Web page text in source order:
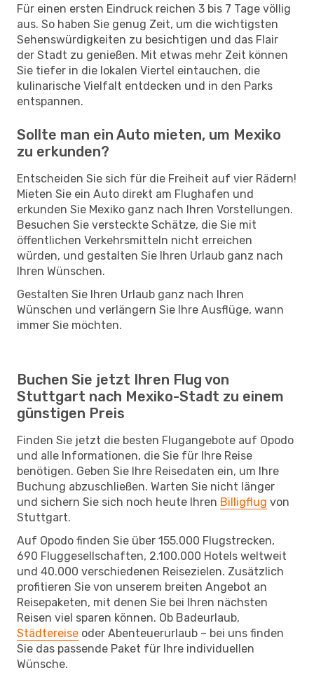
Für einen ersten Eindruck reichen 3 bis 7 Tage völlig
aus. So haben Sie genug Zeit, um die wichtigsten
Sehenswürdigkeiten zu besichtigen und das Flair
der Stadt zu genießen. Mit etwas mehr Zeit können
Sie tiefer in die lokalen Viertel eintauchen, die
kulinarische Vielfalt entdecken und in den Parks
entspannen.
Sollte man ein Auto mieten, um Mexiko
zu erkunden?
Entscheiden Sie sich für die Freiheit auf vier Rädern!
Mieten Sie ein Auto direkt am Flughafen und
erkunden Sie Mexiko ganz nach Ihren Vorstellungen.
Besuchen Sie versteckte Schätze, die Sie mit
öffentlichen Verkehrsmitteln nicht erreichen
würden, und gestalten Sie Ihren Urlaub ganz nach
Ihren Wünschen.
Gestalten Sie Ihren Urlaub ganz nach Ihren
Wünschen und verlängern Sie Ihre Ausflüge, wann
immer Sie möchten.
Buchen Sie jetzt Ihren Flug von
Stuttgart nach Mexiko-Stadt zu einem
günstigen Preis
Finden Sie jetzt die besten Flugangebote auf Opodo
und alle Informationen, die Sie für Ihre Reise
benötigen. Geben Sie Ihre Reisedaten ein, um Ihre
Buchung abzuschließen. Warten Sie nicht länger
und sichern Sie sich noch heute Ihren Billigflug von
Stuttgart.
Auf Opodo finden Sie über 155.000 Flugstrecken,
690 Fluggesellschaften, 2.100.000 Hotels weltweit
und 40.000 verschiedenen Reisezielen. Zusätzlich
profitieren Sie von unserem breiten Angebot an
Reisepaketen, mit denen Sie bei Ihren nächsten
Reisen viel sparen können. Ob Badeurlaub,
Städtereise oder Abenteuerurlaub – bei uns finden
Sie das passende Paket für Ihre individuellen
Wünsche.